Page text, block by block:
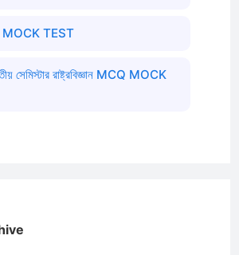
MOCK TEST
সেমিস্টার রাষ্ট্রবিজ্ঞান MCQ MOCK